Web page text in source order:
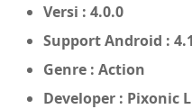
Versi : 4.0.0
Support Android :
Genre : Action
Developer : Pixonic